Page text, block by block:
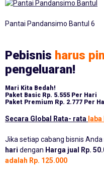
Pantai Pandansimo Bantul 6
Pebisnis harus
pengeluaran!
Mari Kita Bedah!
Paket Basic Rp. 5.555 Per Hari
Paket Premium Rp. 2.777 Per
Secara Global Rata- rata
Jika setiap cabang bisnis
hari dengan Harga jual Rp.
adalah Rp. 125.000